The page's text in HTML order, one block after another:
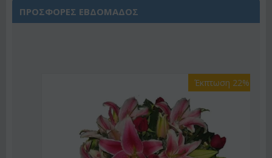
ΠΡΟΣΦΟΡΕΣ ΕΒΔΟΜΑΔΟΣ
Έκπτωση 22%